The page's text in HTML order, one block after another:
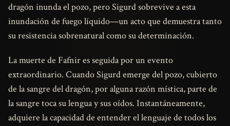
dragón inunda el pozo, pero Sigurd sobrevive a esta
inundación de fuego líquido—un acto que demuestra tanto
su resistencia sobrenatural como su determinación.
La muerte de Fafnir es seguida por un evento
extraordinario. Cuando Sigurd emerge del pozo, cubierto
de la sangre del dragón, por alguna razón mística, parte de
la sangre toca su lengua y sus oídos. Instantáneamente,
adquiere la capacidad de entender el lenguaje de todos los